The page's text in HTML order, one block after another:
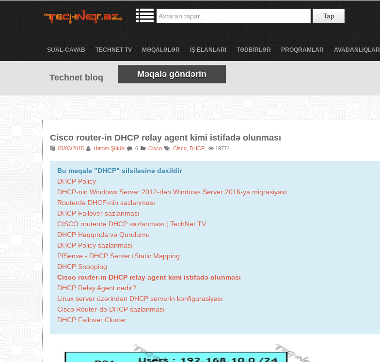
Tap
SUAL-CAVAB TECHNET TV MƏQALƏLƏR İŞ ELANLARI TƏDBİRLƏR PROQRAMLAR AVADANLIQLAR
Technet bloq Məqalə göndərin
Cisco router-in DHCP relay agent kimi istifadə olunması
: 03/03/2015 : Hatəm Şükür : 6 : Cisco : Cisco DHCP 19774
Bu məqalə "DHCP" silsiləsinə daxildir
DHCP Policy
DHCP-nin Windows Server 2012-dən Windows Server 2016-ya miqrasiyası
Routerdə DHCP-nin sazlanması
DHCP Failover sazlanması
CISCO routerdə DHCP sazlanması | TechNet TV
DHCP Haqqında və Qurulumu
DHCP Policy sazlanması
PfSense - DHCP Server+Static Mapping
DHCP Snooping
Cisco router-in DHCP relay agent kimi istifadə olunması
DHCP Relay Agent nədir?
Linux server üzərindən DHCP serverin konfigurasiyası
Cisco Router-də DHCP sazlanması
DHCP Failover Cluster